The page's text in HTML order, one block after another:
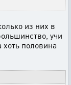
из них в
учи
хоть половина